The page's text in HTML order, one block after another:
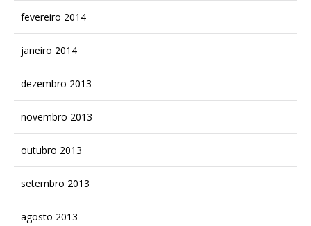
fevereiro 2014
janeiro 2014
dezembro 2013
novembro 2013
outubro 2013
setembro 2013
agosto 2013